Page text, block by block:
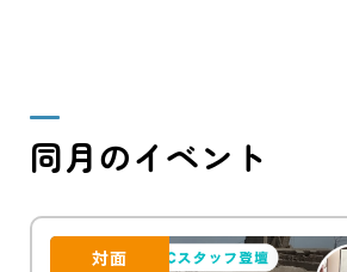
同月のイベント
対面